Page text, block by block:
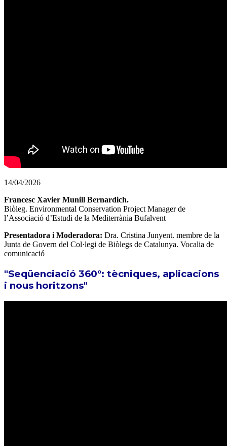
14/04/2026
Francesc Xavier Munill Bernardich.
Biòleg. Environmental Conservation Project Manager de
l’Associació d’Estudi de la Mediterrània Bufalvent
Presentadora i Moderadora: Dra. Cristina Junyent. membre de la
Junta de Govern del Col·legi de Biòlegs de Catalunya. Vocalia de
comunicació
"Seqüenciació 360°: tècniques, aplicacions
i nous horitzons"